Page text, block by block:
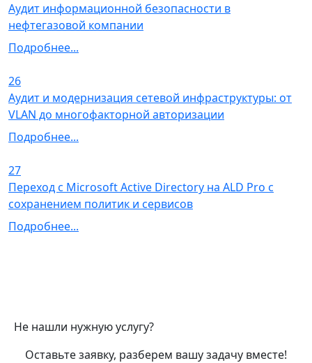
Аудит информационной безопасности в
нефтегазовой компании
Подробнее...
26
Аудит и модернизация сетевой инфраструктуры: от
VLAN до многофакторной авторизации
Подробнее...
27
Переход с Microsoft Active Directory на ALD Pro с
сохранением политик и сервисов
Подробнее...
Не нашли нужную услугу?
Оставьте заявку, разберем вашу задачу вместе!